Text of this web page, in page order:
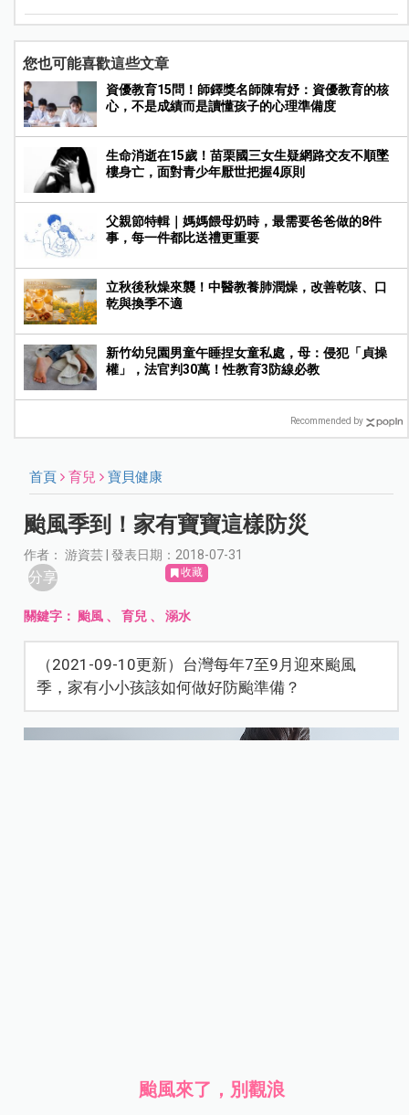
您也可能喜歡這些文章
資優教育15問！師鐸獎名師陳宥妤：資優教育的核
心，不是成績而是讀懂孩子的心理準備度
生命消逝在15歲！苗栗國三女生疑網路交友不順墜
樓身亡，面對青少年厭世把握4原則
父親節特輯｜媽媽餵母奶時，最需要爸爸做的8件
事，每一件都比送禮更重要
立秋後秋燥來襲！中醫教養肺潤燥，改善乾咳、口
乾與換季不適
新竹幼兒園男童午睡捏女童私處，母：侵犯「貞操
權」，法官判30萬！性教育3防線必教
Recommended by
首頁 育兒 寶貝健康
颱風季到！家有寶寶這樣防災
作者： 游資芸 | 發表日期：2018-07-31
分享 收藏
關鍵字： 颱風 、育兒 、溺水
（2021-09-10更新）台灣每年7至9月迎來颱風
季，家有小小孩該如何做好防颱準備？
颱風來了，別觀浪